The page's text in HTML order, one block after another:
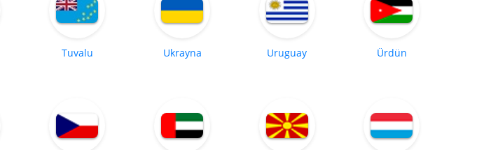
Tuvalu Ukrayna Uruguay Ürdün